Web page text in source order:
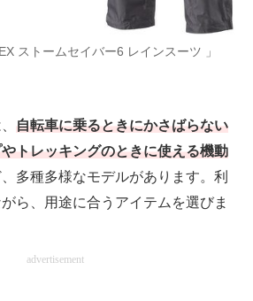
サイト
を支援
サイト
サイト
ストームセイバー6 レインスーツ 」
自転車に乗るときにかさばらない
トレッキングのときに使える機動
多種多様なモデルがあります。利
ら、用途に合うアイテムを選びま
advertisement